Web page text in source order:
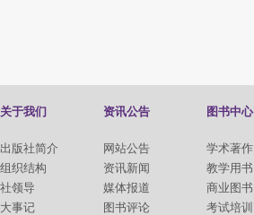
关于我们
出版社简介
组织结构
社领导
大事记
资讯公告
网站公告
资讯新闻
媒体报道
图书评论
图书中心
学术著作
教学用书
商业图书
考试培训